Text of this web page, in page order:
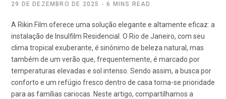
29 DE DEZEMBRO DE 2025 6 MINS READ
A Rikin Film oferece uma solução elegante e altamente eficaz: a
instalação de Insulfilm Residencial. O Rio de Janeiro, com seu
clima tropical exuberante, é sinônimo de beleza natural, mas
também de um verão que, frequentemente, é marcado por
temperaturas elevadas e sol intenso. Sendo assim, a busca por
conforto e um refúgio fresco dentro de casa torna-se prioridade
para as famílias cariocas. Neste artigo, compartilhamos a